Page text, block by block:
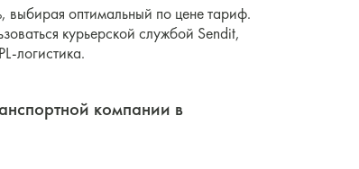
выбирая оптимальный по цене тариф.
курьерской службой Sendit,
логистика.
компании в